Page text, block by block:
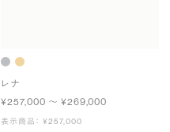
レナ
¥257,000 〜 ¥269,000
表示商品： ¥257,000